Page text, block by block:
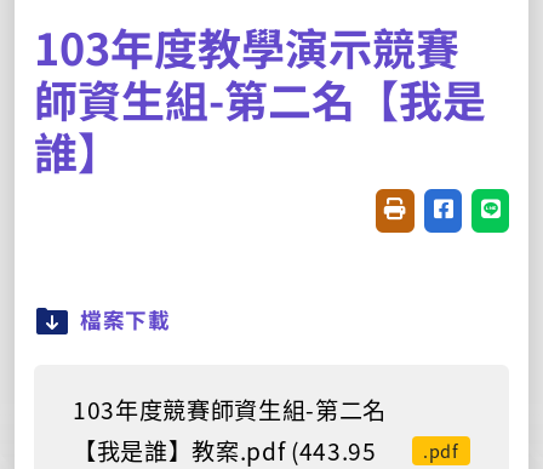
103年度教學演示競賽
師資生組-第二名【我是
誰】
友善列印(開新視
分享至臉書
分享
檔案下載
103年度競賽師資生組-第二名
【我是誰】教案.pdf (443.95
.pdf